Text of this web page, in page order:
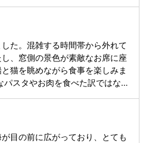
た。混雑する時間帯から外れて
、窓側の景色が素敵なお席に座
猫を眺めながら食事を楽しみま
パスタやお肉を食べた訳ではない
たです。
目の前に広がっており、とても